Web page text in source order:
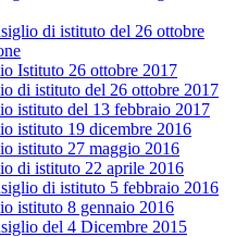
di istituto del 26 ottobre
Istituto 26 ottobre 2017
di istituto del 26 ottobre 2017
istituto del 13 febbraio 2017
istituto 19 dicembre 2016
istituto 27 maggio 2016
di istituto 22 aprile 2016
di istituto 5 febbraio 2016
istituto 8 gennaio 2016
del 4 Dicembre 2015